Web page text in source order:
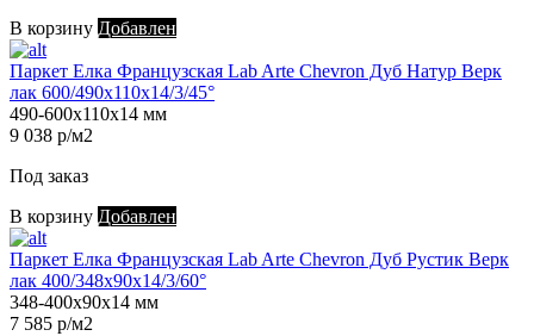
В корзину Добавлен
Паркет Елка Французская Lab Arte Chevron Дуб Натур Верк
лак 600/490х110х14/3/45°
490-600х110х14 мм
9 038 р/м2
Под заказ
В корзину Добавлен
Паркет Елка Французская Lab Arte Chevron Дуб Рустик Верк
лак 400/348х90х14/3/60°
348-400х90х14 мм
7 585 р/м2